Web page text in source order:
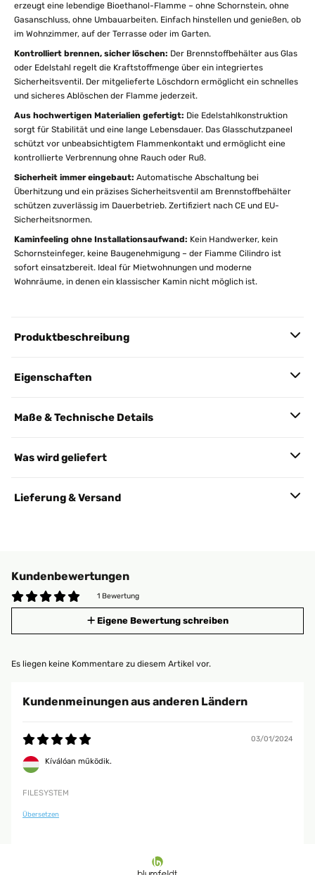
erzeugt eine lebendige Bioethanol-Flamme – ohne Schornstein, ohne
Gasanschluss, ohne Umbauarbeiten. Einfach hinstellen und genießen, ob
im Wohnzimmer, auf der Terrasse oder im Garten.
Kontrolliert brennen, sicher löschen: Der Brennstoffbehälter aus Glas
oder Edelstahl regelt die Kraftstoffmenge über ein integriertes
Sicherheitsventil. Der mitgelieferte Löschdorn ermöglicht ein schnelles
und sicheres Ablöschen der Flamme jederzeit.
Aus hochwertigen Materialien gefertigt: Die Edelstahlkonstruktion
sorgt für Stabilität und eine lange Lebensdauer. Das Glasschutzpaneel
schützt vor unbeabsichtigtem Flammenkontakt und ermöglicht eine
kontrollierte Verbrennung ohne Rauch oder Ruß.
Sicherheit immer eingebaut: Automatische Abschaltung bei
Überhitzung und ein präzises Sicherheitsventil am Brennstoffbehälter
schützen zuverlässig im Dauerbetrieb. Zertifiziert nach CE und EU-
Sicherheitsnormen.
Kaminfeeling ohne Installationsaufwand: Kein Handwerker, kein
Schornsteinfeger, keine Baugenehmigung – der Fiamme Cilindro ist
sofort einsatzbereit. Ideal für Mietwohnungen und moderne
Wohnräume, in denen ein klassischer Kamin nicht möglich ist.
Produktbeschreibung
Eigenschaften
Maße & Technische Details
Was wird geliefert
Lieferung & Versand
Kundenbewertungen
1 Bewertung
Eigene Bewertung schreiben
Es liegen keine Kommentare zu diesem Artikel vor.
Kundenmeinungen aus anderen Ländern
03/01/2024
Kíválóan működik.
FILESYSTEM
Übersetzen